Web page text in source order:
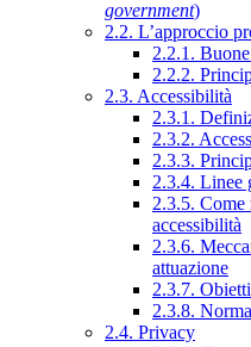
government)
2.2. L’approccio
2.2.1.
2.2.2.
2.3. Accessibilità
2.3.1.
2.3.2.
2.3.3.
2.3.4. Linee
2.3.5. Come
accessibilità
2.3.6.
attuazione
2.3.7.
2.3.8.
2.4. Privacy